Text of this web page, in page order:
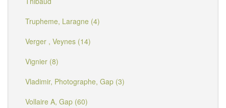
Trupheme, Laragne (4)
Verger , Veynes (14)
Vignier (8)
Vladimir, Photographe, Gap (3)
Vollaire A, Gap (60)